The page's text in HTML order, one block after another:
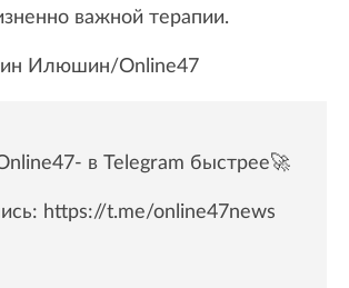
важной терапии.
Илюшин/Online47
в Telegram быстрее🚀
https://t.me/online47news